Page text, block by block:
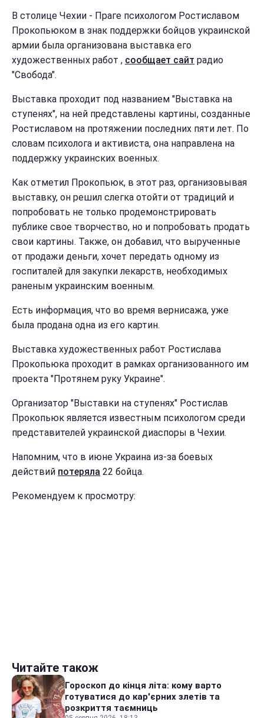
В столице Чехии - Праге психологом Ростиславом
Прокопьюком в знак поддержки бойцов украинской
армии была организована выставка его
художественных работ , сообщает сайт радио
"Свобода".
Выставка проходит под названием "Выставка на
ступенях", на ней представлены картины, созданные
Ростиславом на протяжении последних пяти лет. По
словам психолога и активиста, она направлена на
поддержку украинских военных.
Как отметил Прокопьюк, в этот раз, организовывая
выставку, он решил слегка отойти от традиций и
попробовать не только продемонстрировать
публике свое творчество, но и попробовать продать
свои картины. Также, он добавил, что вырученные
от продажи деньги, хочет передать одному из
госпиталей для закупки лекарств, необходимых
раненым украинским военным.
Есть информация, что во время вернисажа, уже
была продана одна из его картин.
Выставка художественных работ Ростислава
Прокопьюка проходит в рамках организованного им
проекта "Протянем руку Украине".
Организатор "Выставки на ступенях" Ростислав
Прокопьюк является известным психологом среди
представителей украинской диаспоры в Чехии.
Напомним, что в июне Украина из-за боевых
действий потеряла 22 бойца.
Рекомендуем к просмотру:
Читайте також
Гороскоп до кінця літа: кому варто
готуватися до кар'єрних злетів та
розкриття таємниць